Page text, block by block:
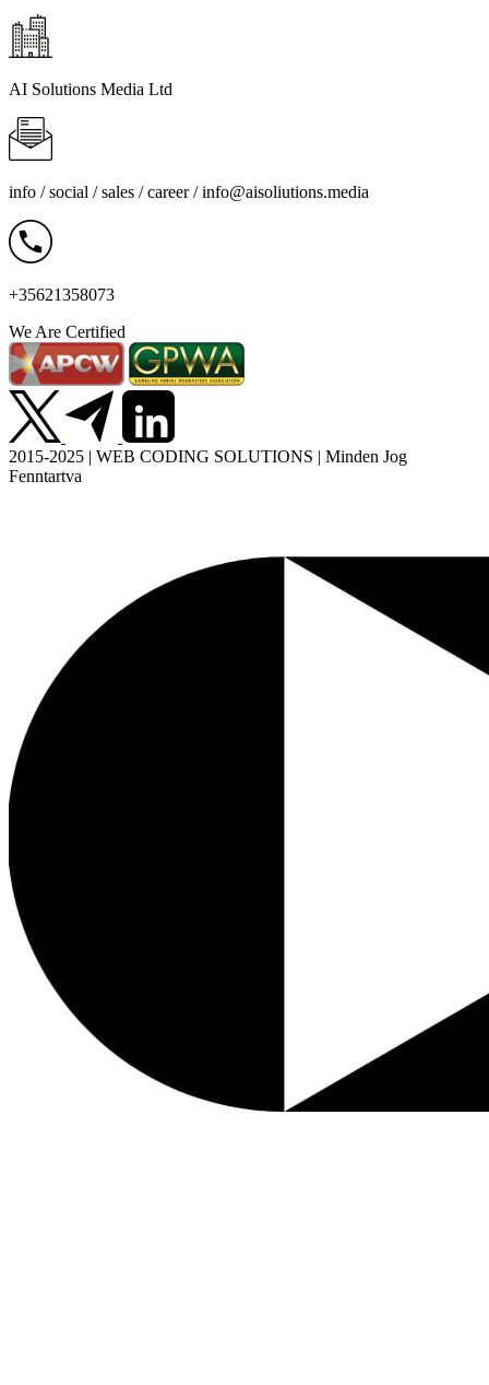
AI Solutions Media Ltd
info / social / sales / career /info@aisoliutions.media
+35621358073
We Are Certified
2015-2025 | WEB CODING SOLUTIONS | Minden Jog
Fenntartva